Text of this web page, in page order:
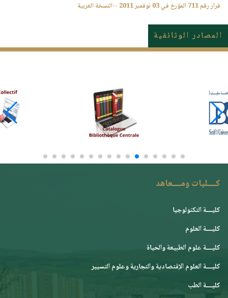
قرار رقم 711 المؤرخ في 03 نوفمبر 2011 --النسخة العربية
المصادر الوثائقية
كــــليات ومــــعاهد
كليــــة التكنولوجيا
كليــــة العلوم
كليــــة علوم الطبيعة والحياة
كليــــة العلوم الإقتصادية والتجارية وعلوم التسيير
كليــــة الطب